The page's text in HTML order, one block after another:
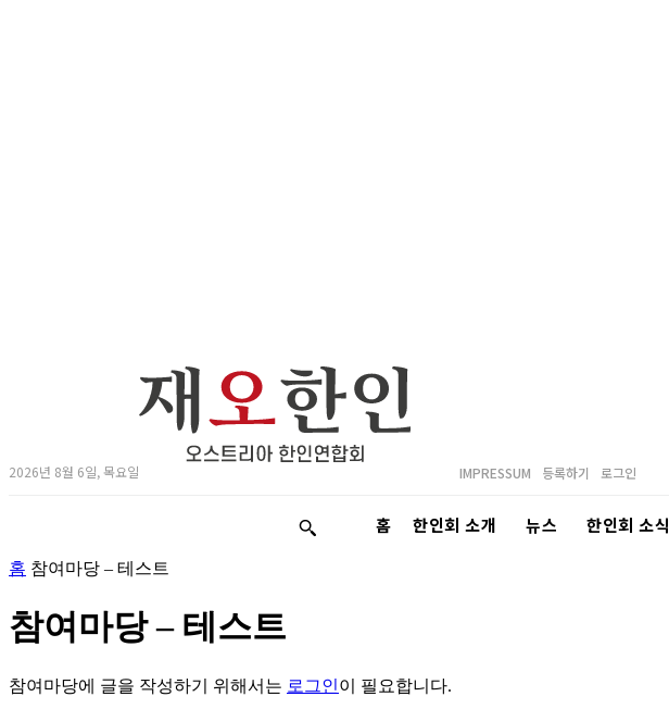
2026년 8월 6일, 목요일 IMPRESSUM 등록하기 로그인
홈 한인회 소개 뉴스 한인회 소식
홈 참여마당 – 테스트
참여마당 – 테스트
참여마당에 글을 작성하기 위해서는 로그인이 필요합니다.